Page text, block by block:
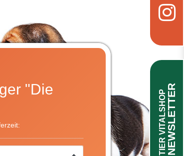
"Die
TIER VITALSHOPNEWSLETTER